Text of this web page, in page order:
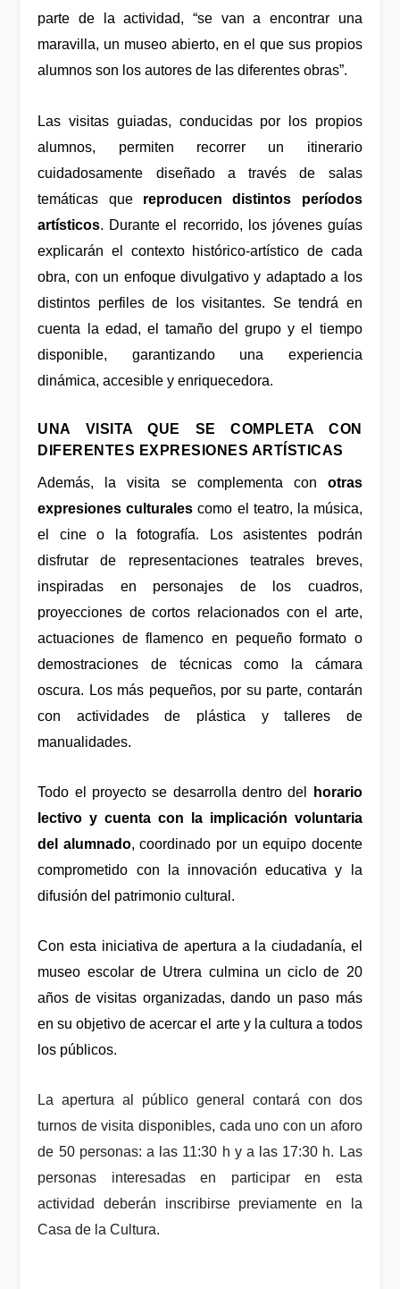
parte de la actividad, “se van a encontrar una
maravilla, un museo abierto, en el que sus propios
alumnos son los autores de las diferentes obras”.
Las visitas guiadas, conducidas por los propios
alumnos, permiten recorrer un itinerario
cuidadosamente diseñado a través de salas
temáticas que reproducen distintos períodos
artísticos. Durante el recorrido, los jóvenes guías
explicarán el contexto histórico-artístico de cada
obra, con un enfoque divulgativo y adaptado a los
distintos perfiles de los visitantes. Setendrá en
cuenta la edad, el tamaño del grupo y el tiempo
disponible, garantizando una experiencia
dinámica, accesible y enriquecedora.
UNA VISITA QUE SE COMPLETA CON
DIFERENTES EXPRESIONES ARTÍSTICAS
Además, la visita se complementa con otras
expresiones culturales como el teatro, la música,
el cine o la fotografía. Los asistentes podrán
disfrutar de representaciones teatrales breves,
inspiradas en personajes de los cuadros,
proyecciones de cortos relacionados con el arte,
actuaciones de flamenco en pequeño formato o
demostraciones de técnicas como la cámara
oscura. Los más pequeños, por su parte, contarán
con actividades de plástica y talleres de
manualidades.
Todo el proyecto se desarrolla dentro del
horario
lectivo y cuenta con la implicación voluntaria
del alumnado, coordinado por un equipo docente
comprometido con la innovación educativa y la
difusión del patrimonio cultural.
Con esta iniciativa de apertura a la ciudadanía, el
museo escolar de Utrera culmina un ciclo de 20
años de visitas organizadas, dando un paso más
en su objetivo de acercar el arte y la cultura a todos
los públicos.
La apertura al público general contará con dos
turnos de visita disponibles, cada uno con un aforo
de 50 personas: a las 11:30 h y a las 17:30 h. Las
personas interesadas en participar en esta
actividad deberán inscribirse previamente en la
Casa de la Cultura.